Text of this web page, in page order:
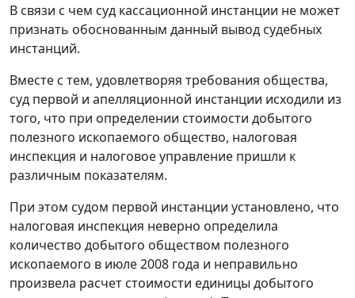
В связи с чем суд кассационной инстанции не может
признать обоснованным данный вывод судебных
инстанций.
Вместе с тем, удовлетворяя требования общества,
суд первой и апелляционной инстанции исходили из
того, что при определении стоимости добытого
полезного ископаемого общество, налоговая
инспекция и налоговое управление пришли к
различным показателям.
При этом судом первой инстанции установлено, что
налоговая инспекция неверно определила
количество добытого обществом полезного
ископаемого в июле 2008 года и неправильно
произвела расчет стоимости единицы добытого